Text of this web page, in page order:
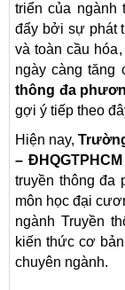
triển của ngành
đẩy bởi sự phát
và toàn cầu
ngày càng tăng
thông đa
gợi ý tiếp theo
Hiện nay,
– ĐHQGTPHCM
truyền thông đa
môn học đại
ngành Truyền
kiến thức cơ
chuyên ngành.